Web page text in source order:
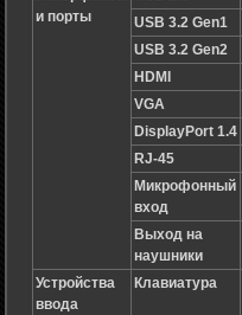
и порты
USB 3.2 Gen1
USB 3.2 Gen2
HDMI
VGA
DisplayPort 1.4
RJ-45
Микрофонный
вход
Выход на
наушники
Устройства
ввода
Клавиатура